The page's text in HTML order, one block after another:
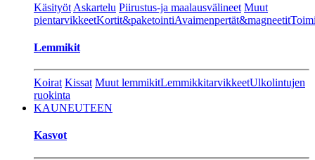
Käsityöt Askartelu Piirustus-ja maalausvälineet Muut
pientarvikkeetKortit&paketointiAvaimenpertät&magneetit
Lemmikit
Koirat Kissat Muut lemmikitLemmikkitarvikkeetUlkolintujen
ruokinta
KAUNEUTEEN
Kasvot